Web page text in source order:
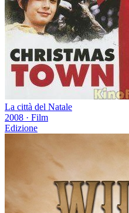
La città del Natale
2008 · Film
Edizione